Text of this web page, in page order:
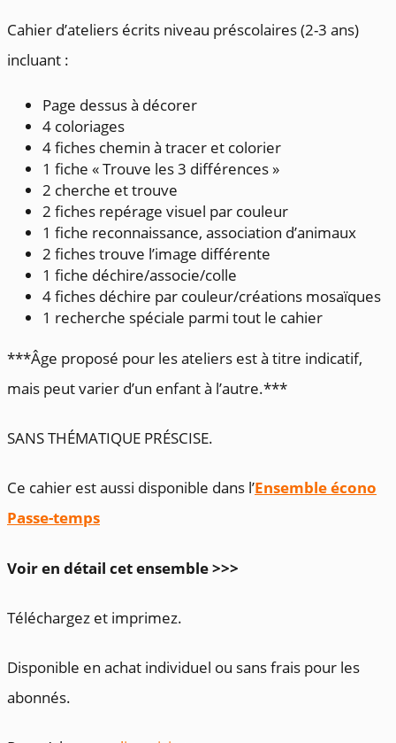
Cahier d’ateliers écrits niveau préscolaires (2-3 ans)
incluant :
Page dessus à décorer
4 coloriages
4 fiches chemin à tracer et colorier
1 fiche « Trouve les 3 différences »
2 cherche et trouve
2 fiches repérage visuel par couleur
1 fiche reconnaissance, association d’animaux
2 fiches trouve l’image différente
1 fiche déchire/associe/colle
4 fiches déchire par couleur/créations mosaïques
1 recherche spéciale parmi tout le cahier
***Âge proposé pour les ateliers est à titre indicatif,
mais peut varier d’un enfant à l’autre.***
SANS THÉMATIQUE PRÉSCISE.
Ce cahier est aussi disponible dans l’Ensemble écono
Passe-temps
Voir en détail cet ensemble >>>
Téléchargez et imprimez.
Disponible en achat individuel ou sans frais pour les
abonnés.